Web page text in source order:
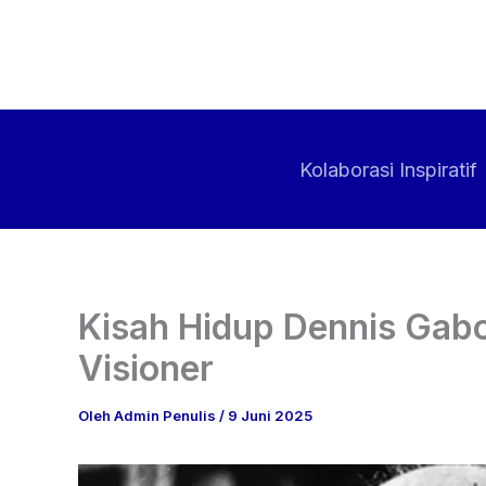
Kolaborasi Inspiratif
Kisah Hidup Dennis
Visioner
Oleh Admin Penulis / 9 Juni 2025